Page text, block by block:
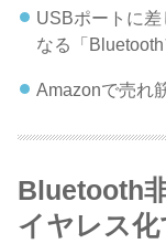
USBポートに
なる「Bluetooth
Amazonで売れ
Bluetooth
イヤレス